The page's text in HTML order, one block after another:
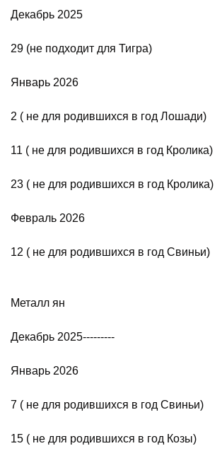
Декабрь 2025
29 (не подходит для Тигра)
Январь 2026
2 ( не для родившихся в год Лошади)
11 ( не для родившихся в год Кролика)
23 ( не для родившихся в год Кролика)
Февраль 2026
12 ( не для родившихся в год Свиньи)
Металл ян
Декабрь 2025---------
Январь 2026
7 ( не для родившихся в год Свиньи)
15 ( не для родившихся в год Козы)